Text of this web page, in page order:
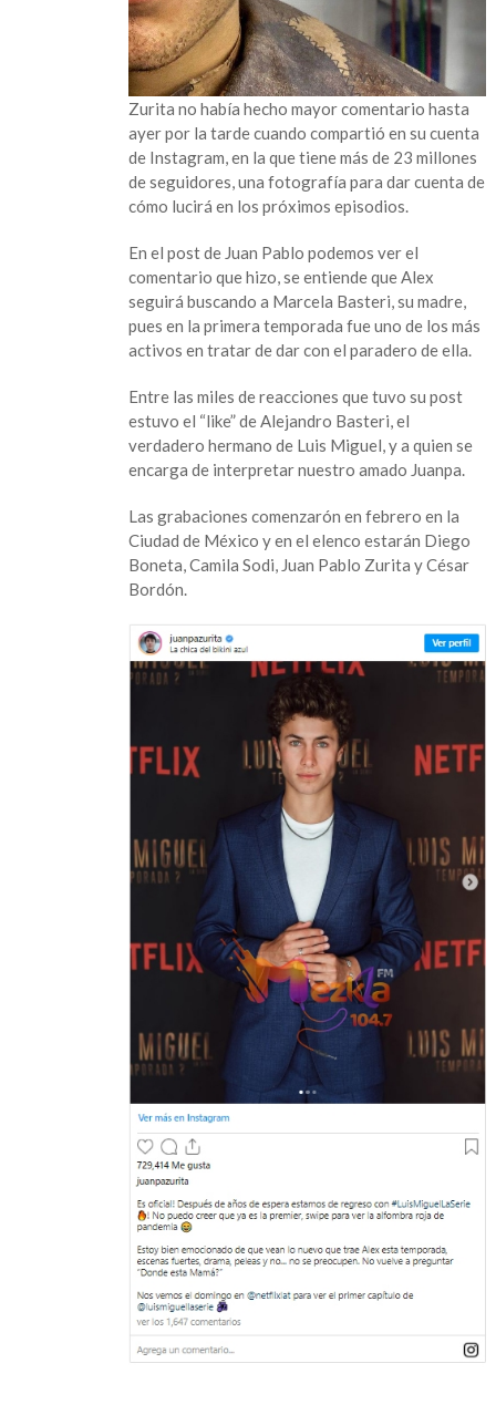
Zurita no había hecho mayor comentario hasta
ayer por la tarde cuando compartió en su cuenta
de Instagram, en la que tiene más de 23 millones
de seguidores, una fotografía para dar cuenta de
cómo lucirá en los próximos episodios.
En el post de Juan Pablo podemos ver el
comentario que hizo, se entiende que Alex
seguirá buscando a Marcela Basteri, su madre,
pues en la primera temporada fue uno de los más
activos en tratar de dar con el paradero de ella.
Entre las miles de reacciones que tuvo su post
estuvo el “like” de Alejandro Basteri, el
verdadero hermano de Luis Miguel, y a quien se
encarga de interpretar nuestro amado Juanpa.
Las grabaciones comenzarón en febrero en la
Ciudad de México y en el elenco estarán Diego
Boneta, Camila Sodi, Juan Pablo Zurita y César
Bordón.